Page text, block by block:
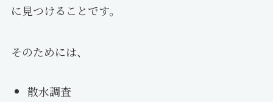
に見つけることです。
そのためには、
散水調査